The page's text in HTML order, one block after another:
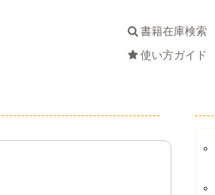
書籍在庫検索
使い方ガイド